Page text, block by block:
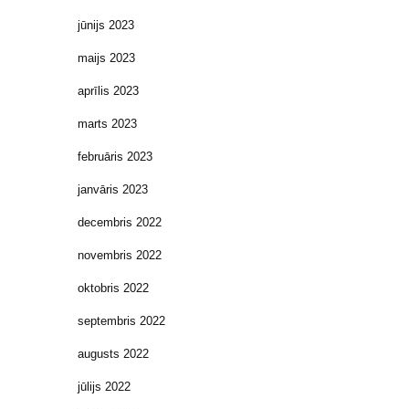
jūnijs 2023
maijs 2023
aprīlis 2023
marts 2023
februāris 2023
janvāris 2023
decembris 2022
novembris 2022
oktobris 2022
septembris 2022
augusts 2022
jūlijs 2022